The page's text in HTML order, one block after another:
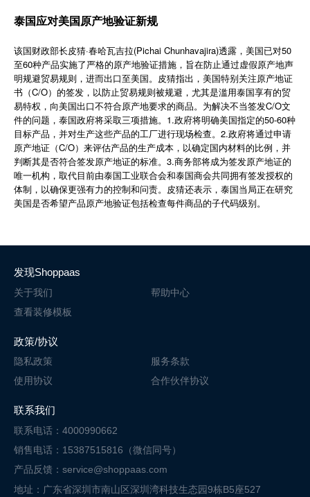
泰国应对美国原产地验证新规
该国财政部长皮猜·春哈瓦吉拉(Pichai Chunhavajira)透露，美国已对50
至60种产品实施了严格的原产地验证措施，旨在防止通过虚假原产地声
明规避贸易规则，进而出口至美国。皮猜指出，美国特别关注原产地证
书（C/O）的签发，以防止贸易规则被规避，尤其是滥用泰国享有的贸
易特权，向美国出口不符合原产地要求的商品。为解决不当签发C/O文
件的问题，泰国政府将采取三项措施。1.政府将明确美国指定的50-60种
目标产品，并对生产这些产品的工厂进行现场检查。2.政府将通过申请
原产地证（C/O）来评估产品的生产成本，以确定国内材料的比例，并
判断其是否符合签发原产地证的标准。3.商务部将成为签发原产地证的
唯一机构，取代目前由泰国工业联合会和泰国商会共同拥有签发授权的
体制，以确保更强有力的控制和问责。皮猜还表示，泰国当局正在研究
美国是否希望产品原产地验证包括检查每件商品的子代码级别。
发现Shoppaas
关于我们
帮助中心
查看装修模板
政策/协议
隐私政策
服务条款
使用协议
合作伙伴协议
联系我们
联系电话：4000990662
销售电话：15387515816（微信同号）
产品反馈：service@shoppaas.com
地址：广东省深圳市南山区深圳湾科技生态园9栋B5座527